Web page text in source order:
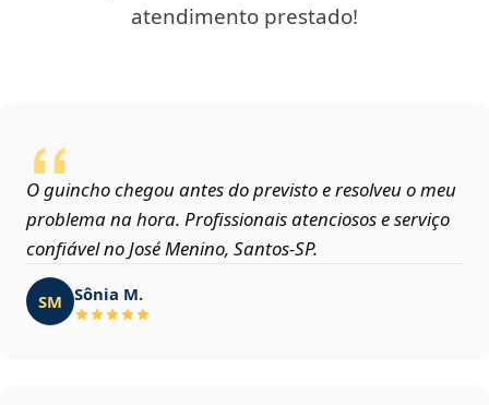
atendimento prestado!
O guincho chegou antes do previsto e resolveu o meu
problema na hora. Profissionais atenciosos e serviço
confiável no José Menino, Santos‑SP.
SM Sônia M.